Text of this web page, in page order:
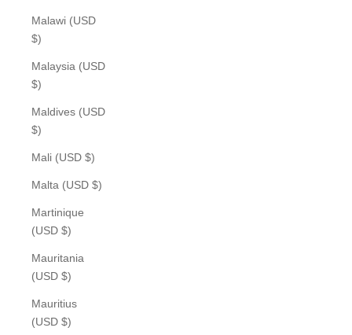
Malawi (USD
$)
Malaysia (USD
$)
Maldives (USD
$)
Mali (USD $)
Malta (USD $)
Martinique
(USD $)
Mauritania
(USD $)
Mauritius
(USD $)